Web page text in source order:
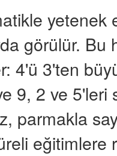
yetenek
görülür. Bu
4'ü 3'ten
9, 2 ve 5'leri
parmakla
eğitimlere